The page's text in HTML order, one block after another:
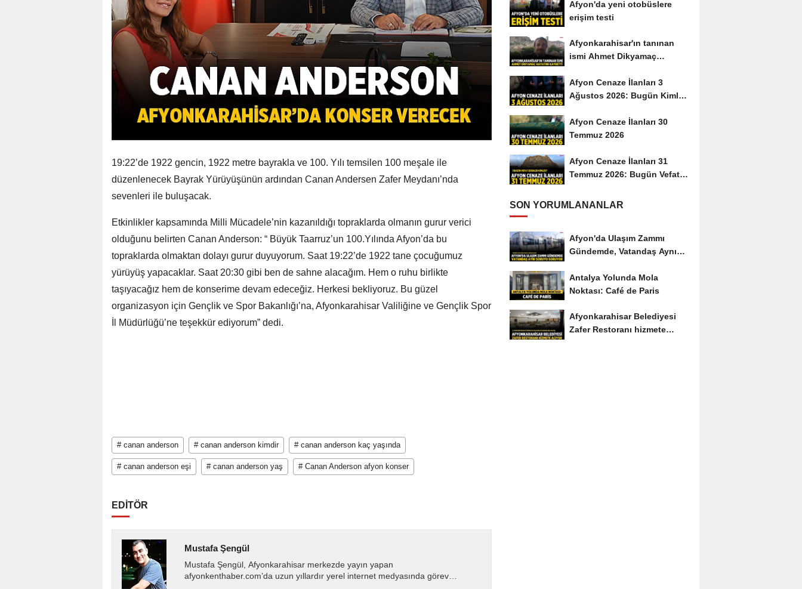
19:22’de 1922 gencin, 1922 metre bayrakla ve 100. Yılı temsilen 100 meşale ile
düzenlenecek Bayrak Yürüyüşünün ardından Canan Andersen Zafer Meydanı’nda
sevenleri ile buluşacak.
Etkinlikler kapsamında Milli Mücadele’nin kazanıldığı topraklarda olmanın gurur verici
olduğunu belirten Canan Anderson: “ Büyük Taarruz’un 100.Yılında Afyon’da bu
topraklarda olmaktan dolayı gurur duyuyorum. Saat 19:22’de 1922 tane çocuğumuz
yürüyüş yapacaklar. Saat 20:30 gibi ben de sahne alacağım. Hem o ruhu birlikte
taşıyacağız hem de konserime devam edeceğiz. Herkesi bekliyoruz. Bu güzel
organizasyon için Gençlik ve Spor Bakanlığı’na, Afyonkarahisar Valiliğine ve Gençlik Spor
İl Müdürlüğü’ne teşekkür ediyorum” dedi.
# canan anderson # canan anderson kimdir # canan anderson kaç yaşında
# canan anderson eşi # canan anderson yaş # Canan Anderson afyon konser
EDİTÖR
Mustafa Şengül
Mustafa Şengül, Afyonkarahisar merkezde yayın yapan
afyonkenthaber.com’da uzun yıllardır yerel internet medyasında görev
Afyon'da yeni otobüslere
erişim testi
Afyonkarahisar'ın tanınan
ismi Ahmet Dikyamaç
Afyon Cenaze İlanları 3
Ağustos 2026: Bugün Kimler
Afyon Cenaze İlanları 30
Temmuz 2026
Afyon Cenaze İlanları 31
Temmuz 2026: Bugün Vefat
SON YORUMLANANLAR
Afyon'da Ulaşım Zammı
Gündemde, Vatandaş Aynı
Antalya Yolunda Mola
Noktası: Café de Paris
Afyonkarahisar Belediyesi
Zafer Restoranı hizmete